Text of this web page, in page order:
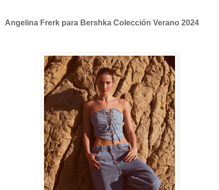
Angelina Frerk para Bershka Colección Verano 2024